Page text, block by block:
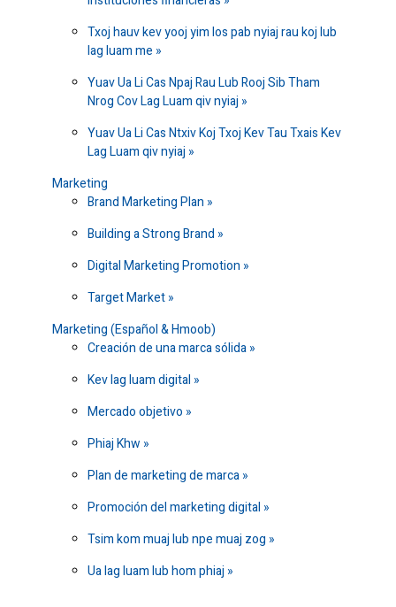
Txoj hauv kev yooj yim los pab nyiaj rau koj lub
lag luam me
Yuav Ua Li Cas Npaj Rau Lub Rooj Sib Tham
Nrog Cov Lag Luam qiv nyiaj
Yuav Ua Li Cas Ntxiv Koj Txoj Kev Tau Txais Kev
Lag Luam qiv nyiaj
Marketing
Brand Marketing Plan
Building a Strong Brand
Digital Marketing Promotion
Target Market
Marketing (Español & Hmoob)
Creación de una marca sólida
Kev lag luam digital
Mercado objetivo
Phiaj Khw
Plan de marketing de marca
Promoción del marketing digital
Tsim kom muaj lub npe muaj zog
Ua lag luam lub hom phiaj